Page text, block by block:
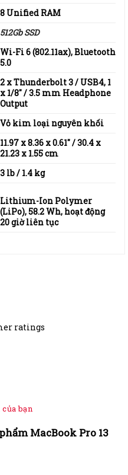
ratings
bạn
MacBook Pro 13
8 Unified RAM
512Gb SSD
Wi-Fi 6 (802.11ax), Bluetooth
5.0
2 x Thunderbolt 3 / USB4, 1
x 1/8″ / 3.5 mm Headphone
Output
Vỏ kim loại nguyên khối
11.97 x 8.36 x 0.61″ / 30.4 x
21.23 x 1.55 cm
3 lb / 1.4 kg
Lithium-Ion Polymer
(LiPo), 58.2 Wh, hoạt động
20 giờ liên tục